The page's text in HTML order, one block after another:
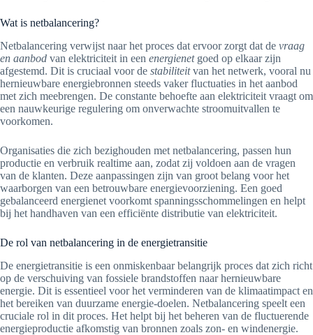
Wat is netbalancering?
Netbalancering verwijst naar het proces dat ervoor zorgt dat de vraag
en aanbod van elektriciteit in een energienetgoed op elkaar zijn
afgestemd. Dit is cruciaal voor de stabiliteitvan het netwerk, vooral nu
hernieuwbare energiebronnen steeds vaker fluctuaties in het aanbod
met zich meebrengen. De constante behoefte aan elektriciteit vraagt om
een nauwkeurige regulering om onverwachte stroomuitvallen te
voorkomen.
Organisaties die zich bezighouden met netbalancering, passen hun
productie en verbruik realtime aan, zodat zij voldoen aan de vragen
van de klanten. Deze aanpassingen zijn van groot belang voor het
waarborgen van een betrouwbare energievoorziening. Een goed
gebalanceerd energienet voorkomt spanningsschommelingen en helpt
bij het handhaven van een efficiënte distributie van elektriciteit.
De rol van netbalancering in de energietransitie
De energietransitie is een onmiskenbaar belangrijk proces dat zich richt
op de verschuiving van fossiele brandstoffen naar hernieuwbare
energie. Dit is essentieel voor het verminderen van de klimaatimpact en
het bereiken van duurzame energie-doelen. Netbalancering speelt een
cruciale rol in dit proces. Het helpt bij het beheren van de fluctuerende
energieproductie afkomstig van bronnen zoals zon- en windenergie.